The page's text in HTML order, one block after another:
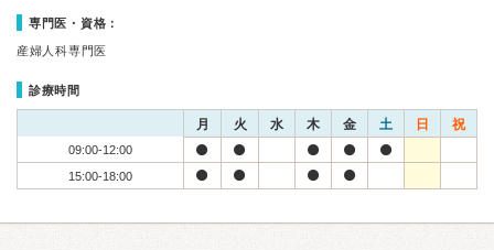
専門医・資格：
産婦人科専門医
診療時間
月 火 水 木 金 土 日 祝
09:00-12:00
15:00-18:00